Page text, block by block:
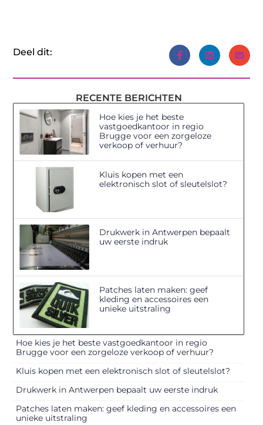
Deel dit:
RECENTE BERICHTEN
Hoe kies je het beste
vastgoedkantoor in regio
Brugge voor een zorgeloze
verkoop of verhuur?
Kluis kopen met een
elektronisch slot of sleutelslot?
Drukwerk in Antwerpen bepaalt
uw eerste indruk
Patches laten maken: geef
kleding en accessoires een
unieke uitstraling
Hoe kies je het beste vastgoedkantoor in regio
Brugge voor een zorgeloze verkoop of verhuur?
Kluis kopen met een elektronisch slot of sleutelslot?
Drukwerk in Antwerpen bepaalt uw eerste indruk
Patches laten maken: geef kleding en accessoires een
unieke uitstraling